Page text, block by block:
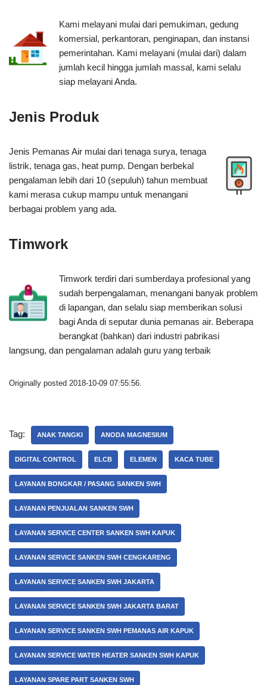
Kami melayani mulai dari pemukiman, gedung
komersial, perkantoran, penginapan, dan instansi
pemerintahan. Kami melayani (mulai dari) dalam
jumlah kecil hingga jumlah massal, kami selalu
siap melayani Anda.
Jenis Produk
Jenis Pemanas Air mulai dari tenaga surya, tenaga
listrik, tenaga gas, heat pump. Dengan berbekal
pengalaman lebih dari 10 (sepuluh) tahun membuat
kami merasa cukup mampu untuk menangani
berbagai problem yang ada.
Timwork
Timwork terdiri dari sumberdaya profesional yang
sudah berpengalaman, menangani banyak problem
di lapangan, dan selalu siap memberikan solusi
bagi Anda di seputar dunia pemanas air. Beberapa
berangkat (bahkan) dari industri pabrikasi
langsung, dan pengalaman adalah guru yang terbaik
Originally posted 2018-10-09 07:55:56.
Tag: ANAK TANGKI ANODA MAGNESIUM
DIGITAL CONTROL ELCB ELEMEN KACA TUBE
LAYANAN BONGKAR / PASANG SANKEN SWH
LAYANAN PENJUALAN SANKEN SWH
LAYANAN SERVICE CENTER SANKEN SWH KAPUK
LAYANAN SERVICE SANKEN SWH CENGKARENG
LAYANAN SERVICE SANKEN SWH JAKARTA
LAYANAN SERVICE SANKEN SWH JAKARTA BARAT
LAYANAN SERVICE SANKEN SWH PEMANAS AIR KAPUK
LAYANAN SERVICE WATER HEATER SANKEN SWH KAPUK
LAYANAN SPARE PART SANKEN SWH